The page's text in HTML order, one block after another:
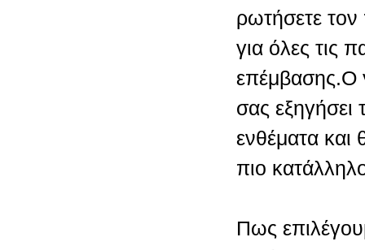
ρωτήσετε τον
για όλες τις
επέμβασης.Ο
σας εξηγήσει
ενθέματα και
πιο
Πως